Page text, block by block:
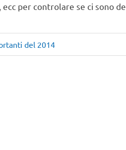
ecc per controlare se ci sono
del 2014